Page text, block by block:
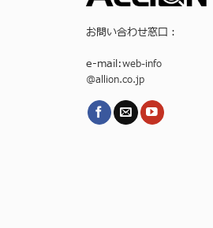
お問い合わせ窓口：
e-mail:web-info
@allion.co.jp